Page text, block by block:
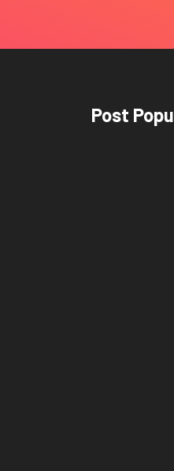
Post